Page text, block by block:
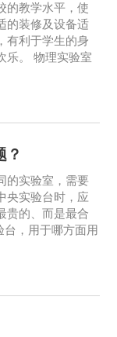
的教学水平，使
的装修及设备适
有利于学生的身
乐。 物理实验室
？
的实验室，需要
央实验台时，应
贵的、而是最合
，用于哪方面用